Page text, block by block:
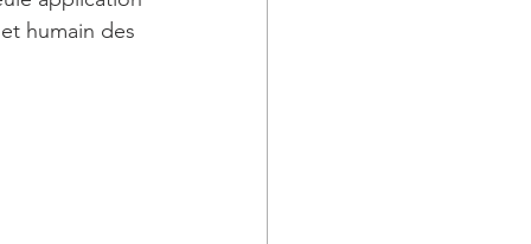
humain des